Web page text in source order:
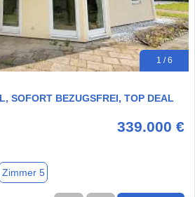
1 / 6
SOFORT BEZUGSFREI, TOP DEAL
339.000 €
Zimmer 5